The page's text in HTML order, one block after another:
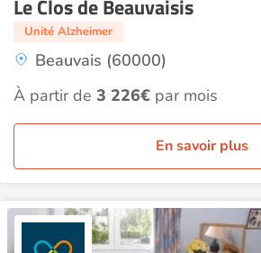
Le Clos de Beauvaisis
Unité Alzheimer
Beauvais (60000)
À partir de 3 226€ par mois
En savoir plus